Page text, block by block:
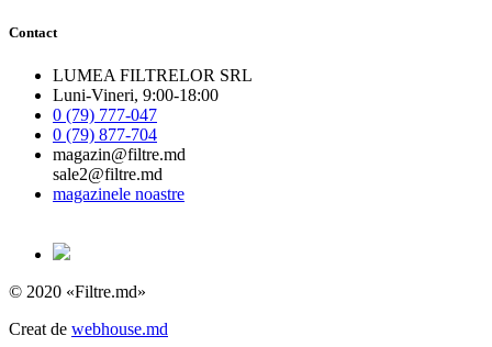
Contact
LUMEA FILTRELOR SRL
Luni-Vineri, 9:00-18:00
0 (79) 777-047
0 (79) 877-704
magazin@filtre.md
sale2@filtre.md
magazinele noastre
© 2020 «Filtre.md»
Creat de webhouse.md